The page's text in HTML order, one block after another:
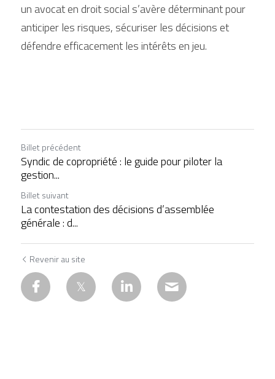
un avocat en droit social s’avère déterminant pour
anticiper les risques, sécuriser les décisions et
défendre efficacement les intérêts en jeu.
Billet précédent
Syndic de copropriété : le guide pour piloter la
gestion...
Billet suivant
La contestation des décisions d’assemblée
générale : d...
Revenir au site